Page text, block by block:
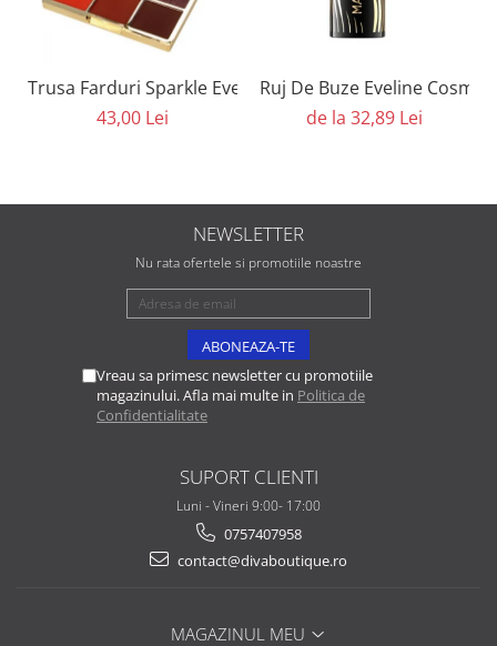
Trusa Farduri Sparkle Eveline Cosmetics
43,00 Lei
Ruj De Buze Eveline
de la 32,89 Lei
NEWSLETTER
Nu rata ofertele si promotiile noastre
Vreau sa primesc newsletter cu promotiile
magazinului. Afla mai multe in Politica de
Confidentialitate
SUPORT CLIENTI
Luni - Vineri 9:00- 17:00
0757407958
contact@divaboutique.ro
MAGAZINUL MEU